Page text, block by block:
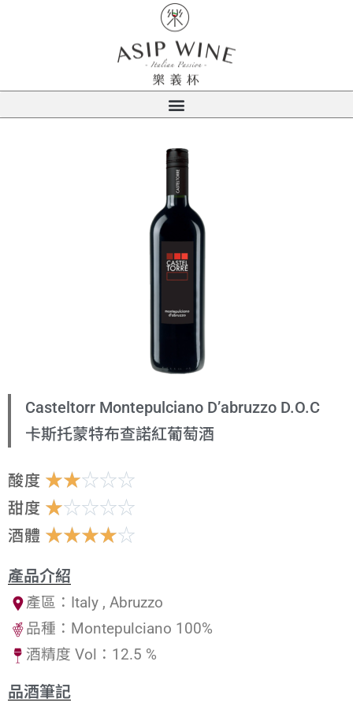
Casteltorr Montepulciano D’abruzzo D.O.C
卡斯托蒙特布查諾紅葡萄酒
酸度 ☆☆☆☆☆
甜度 ☆☆☆☆☆
酒體 ☆☆☆☆☆
產品介紹
產區：Italy , Abruzzo
品種：Montepulciano 100%
酒精度 Vol：12.5 %
品酒筆記